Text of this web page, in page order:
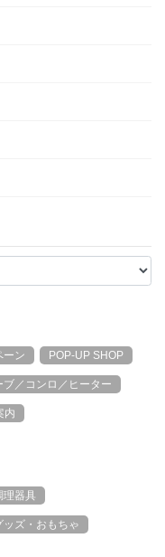
ーン POP-UP SHOP
ブ／コンロ／ヒーター
内
理器具
ッズ・おもちゃ